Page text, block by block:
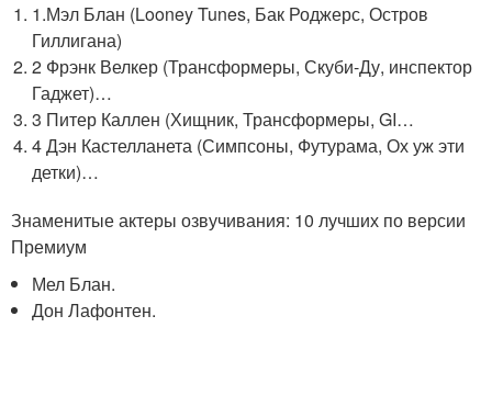
1.Мэл Блан (Looney Tunes, Бак Роджерс, Остров
Гиллигана)
2 Фрэнк Велкер (Трансформеры, Скуби-Ду, инспектор
Гаджет)…
3 Питер Каллен (Хищник, Трансформеры, GI…
4 Дэн Кастелланета (Симпсоны, Футурама, Ох уж эти
детки)…
Знаменитые актеры озвучивания: 10 лучших по версии
Премиум
Мел Блан.
Дон Лафонтен.